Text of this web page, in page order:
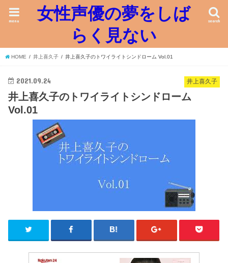
女性声優の夢をしば
らく見ない
search
menu
HOME 井上喜久子 井上喜久子のトワイライトシンドローム Vol.01
井上喜久子
2021.09.24
井上喜久子のトワイライトシンドローム
Vol.01